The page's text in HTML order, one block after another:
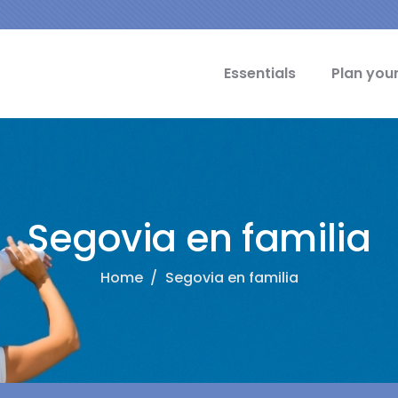
Essentials Plan
Segovia en familia
Home / Segovia en familia